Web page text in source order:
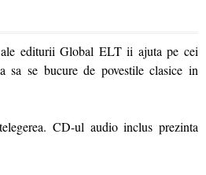
editurii Global ELT ii ajuta pe cei
sa se bucure de povestile clasice in
CD-ul audio inclus prezinta